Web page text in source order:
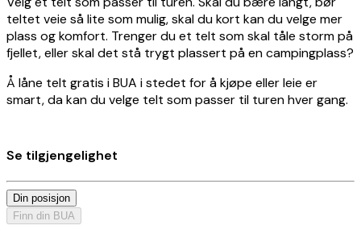
teltet veie så lite som mulig, skal du kort kan du velge mer
plass og komfort. Trenger du et telt som skal tåle storm på
fjellet, eller skal det stå trygt plassert på en campingplass?
Å låne telt gratis i BUA i stedet for å kjøpe eller leie er
smart, da kan du velge telt som passer til turen hver gang.
Se tilgjengelighet
Din posisjon
Finn din BUA